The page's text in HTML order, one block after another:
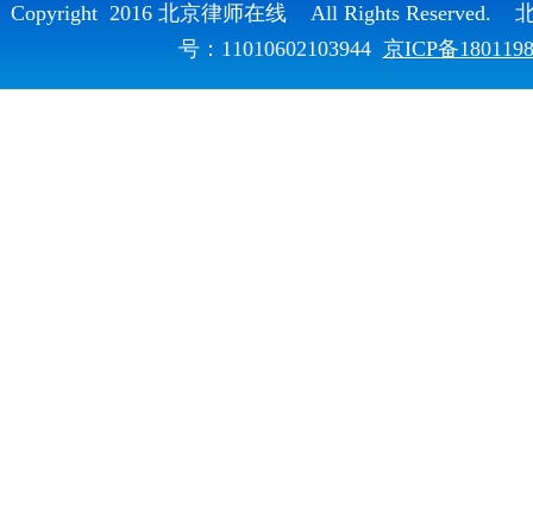
Copyright 2016 北京律师在线 All Rights Reserved.
号：11010602103944 京ICP备